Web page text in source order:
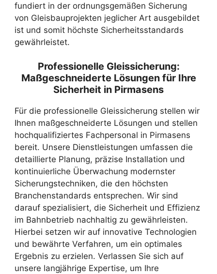
fundiert in der ordnungsgemäßen Sicherung
von Gleisbauprojekten jeglicher Art ausgebildet
ist und somit höchste Sicherheitsstandards
gewährleistet.
Professionelle Gleissicherung:
Maßgeschneiderte Lösungen für Ihre
Sicherheit in Pirmasens
Für die professionelle Gleissicherung stellen wir
Ihnen maßgeschneiderte Lösungen und stellen
hochqualifiziertes Fachpersonal in Pirmasens
bereit. Unsere Dienstleistungen umfassen die
detaillierte Planung, präzise Installation und
kontinuierliche Überwachung modernster
Sicherungstechniken, die den höchsten
Branchenstandards entsprechen. Wir sind
darauf spezialisiert, die Sicherheit und Effizienz
im Bahnbetrieb nachhaltig zu gewährleisten.
Hierbei setzen wir auf innovative Technologien
und bewährte Verfahren, um ein optimales
Ergebnis zu erzielen. Verlassen Sie sich auf
unsere langjährige Expertise, um Ihre